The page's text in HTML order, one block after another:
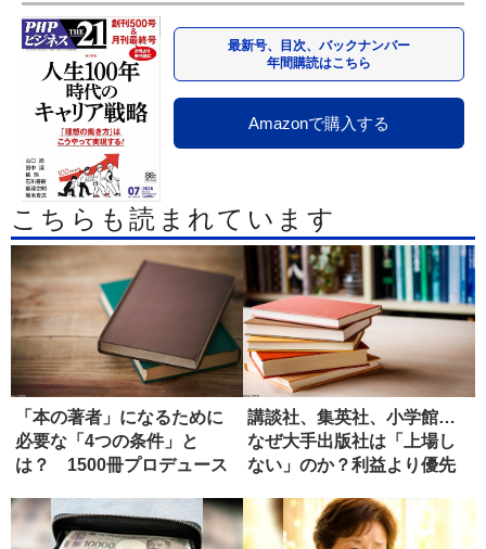
最新号、目次、バックナンバー
年間購読はこちら
Amazonで購入する
こちらも読まれています
「本の著者」になるために
必要な「4つの条件」と
は？ 1500冊プロデュース
講談社、集英社、小学館…
なぜ大手出版社は「上場し
ない」のか？利益より優先